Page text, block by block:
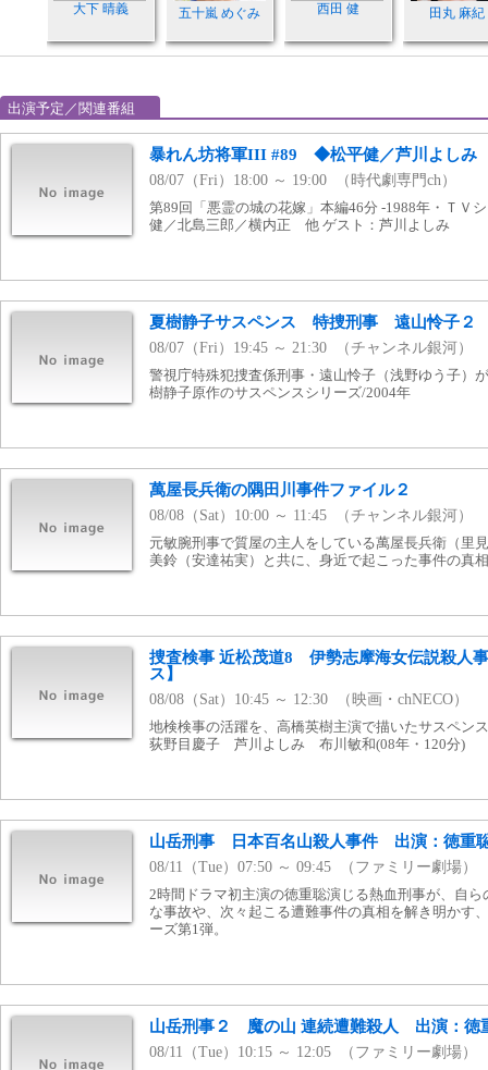
大下 晴義 五十嵐 めぐみ 西田 健 田丸 麻紀
出演予定／関連番組
暴れん坊将軍III #89 ◆松平健／芦川よしみ
08/07（Fri）18:00 ～ 19:00 （時代劇専門ch）
第89回「悪霊の城の花嫁」本編46分 -1988年・ＴＶ
健／北島三郎／横内正 他 ゲスト：芦川よしみ
夏樹静子サスペンス 特捜刑事 遠山怜子２
08/07（Fri）19:45 ～ 21:30 （チャンネル銀河）
警視庁特殊犯捜査係刑事・遠山怜子（浅野ゆう子）
樹静子原作のサスペンスシリーズ/2004年
萬屋長兵衛の隅田川事件ファイル２
08/08（Sat）10:00 ～ 11:45 （チャンネル銀河）
元敏腕刑事で質屋の主人をしている萬屋長兵衛（里
美鈴（安達祐実）と共に、身近で起こった事件の真
捜査検事 近松茂道8 伊勢志摩海女伝説殺人
ス】
08/08（Sat）10:45 ～ 12:30 （映画・chNECO）
地検検事の活躍を、高橋英樹主演で描いたサスペ
荻野目慶子 芦川よしみ 布川敏和(08年・120分)
山岳刑事 日本百名山殺人事件 出演：徳重
08/11（Tue）07:50 ～ 09:45 （ファミリー劇場）
2時間ドラマ初主演の徳重聡演じる熱血刑事が、自
な事故や、次々起こる遭難事件の真相を解き明かす
ーズ第1弾。
山岳刑事２ 魔の山 連続遭難殺人 出演：徳
08/11（Tue）10:15 ～ 12:05 （ファミリー劇場）